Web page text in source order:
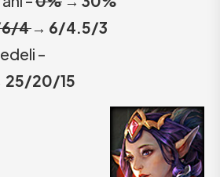
4 → 6/4.5/3
–
25/20/15